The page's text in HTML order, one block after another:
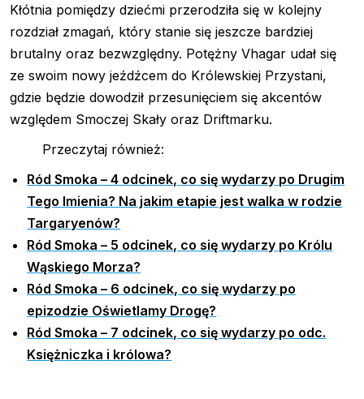
Kłótnia pomiędzy dziećmi przerodziła się w kolejny
rozdział zmagań, który stanie się jeszcze bardziej
brutalny oraz bezwzględny. Potężny Vhagar udał się
ze swoim nowy jeźdźcem do Królewskiej Przystani,
gdzie będzie dowodził przesunięciem się akcentów
względem Smoczej Skały oraz Driftmarku.
Przeczytaj również:
Ród Smoka – 4 odcinek, co się wydarzy po Drugim
Tego Imienia? Na jakim etapie jest walka w rodzie
Targaryenów?
Ród Smoka – 5 odcinek, co się wydarzy po Królu
Wąskiego Morza?
Ród Smoka – 6 odcinek, co się wydarzy po
epizodzie Oświetlamy Drogę?
Ród Smoka – 7 odcinek, co się wydarzy po odc.
Księżniczka i królowa?